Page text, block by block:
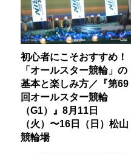
初心者にこそおすすめ！
「オールスター競輪」の
基本と楽しみ方／『第69
回オールスター競輪
（G1）』8月11日
（火）〜16日（日）松山
競輪場